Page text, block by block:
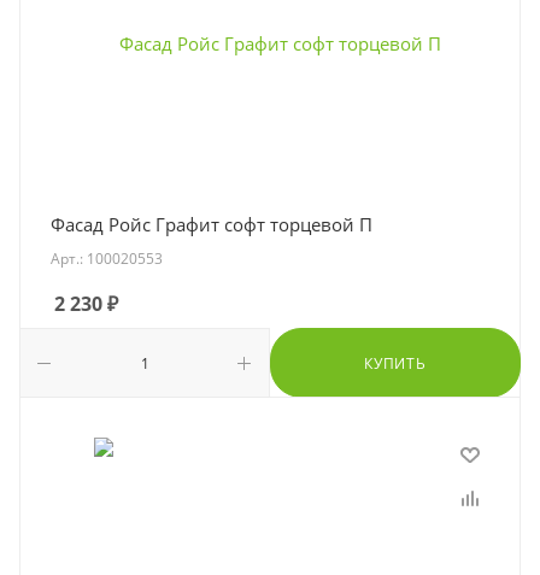
Фасад Ройс Графит софт торцевой П
Арт.: 100020553
2 230₽
КУПИТЬ